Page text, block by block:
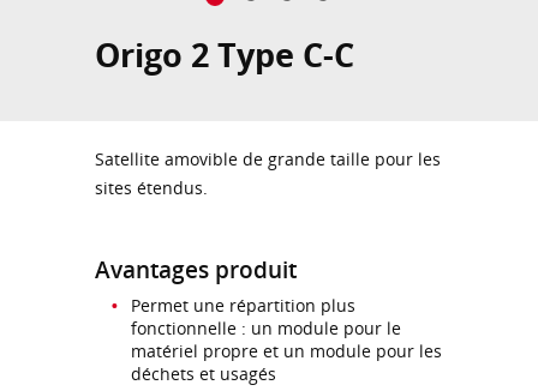
Origo 2 Type C-C
Satellite amovible de grande taille pour les
sites étendus.
Avantages produit
Permet une répartition plus
fonctionnelle : un module pour le
matériel propre et un module pour les
déchets et usagés